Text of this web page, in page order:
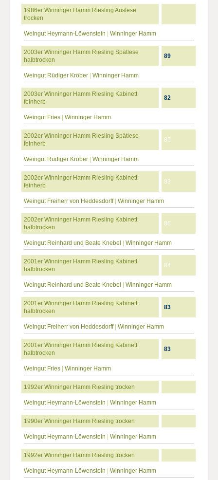
1986er Winninger Hamm Riesling Auslese
trocken
Weingut Heymann-Löwenstein Winninger Hamm
2003er Winninger Hamm Riesling Spätlese
halbtrocken
89
Weingut Rüdiger Kröber Winninger Hamm
2003er Winninger Hamm Riesling Kabinett
feinherb
82
Weingut Fries Winninger Hamm
2002er Winninger Hamm Riesling Spätlese
feinherb
85
Weingut Rüdiger Kröber Winninger Hamm
2002er Winninger Hamm Riesling Kabinett
feinherb
83
Weingut Freiherr von Heddesdorff| Winninger Hamm
2002er Winninger Hamm Riesling Kabinett
halbtrocken
86
Weingut Reinhard und Beate Knebel Winninger Hamm
2001er Winninger Hamm Riesling Kabinett
halbtrocken
84
Weingut Reinhard und Beate Knebel Winninger Hamm
2001er Winninger Hamm Riesling Kabinett
halbtrocken
83
Weingut Freiherr von Heddesdorff| Winninger Hamm
2001er Winninger Hamm Riesling Kabinett
halbtrocken
83
Weingut Fries Winninger Hamm
1992er Winninger Hamm Riesling trocken
Weingut Heymann-Löwenstein Winninger Hamm
1990er Winninger Hamm Riesling trocken
Weingut Heymann-Löwenstein Winninger Hamm
1992er Winninger Hamm Riesling trocken
Weingut Heymann-Löwenstein Winninger Hamm